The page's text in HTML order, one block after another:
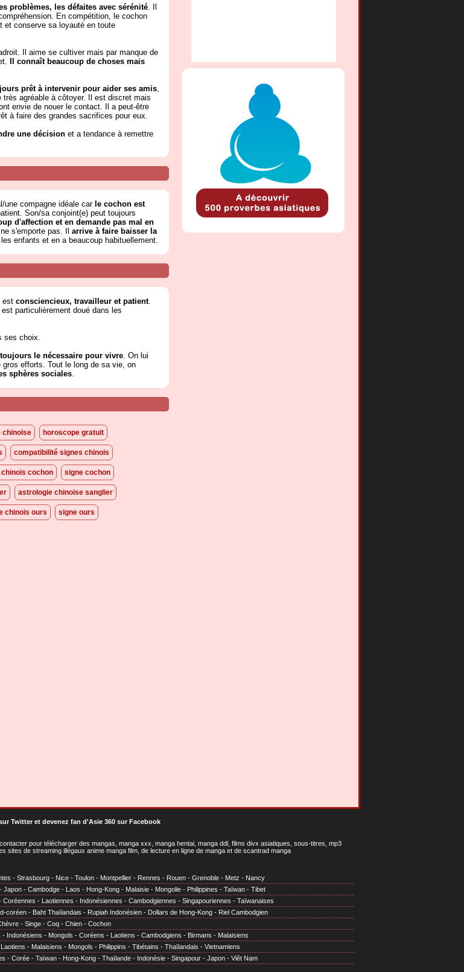
problèmes, les défaites avec sérénité. Il
En compétition, le cochon
et conserve sa loyauté en toute
Il aime se cultiver mais par manque de
Il connaît beaucoup de choses mais
prêt à intervenir pour aider ses amis,
agréable à côtoyer. Il est discret mais
envie de nouer le contact. Il a peut-être
à faire des grandes sacrifices pour eux.
une décision et a tendance à remettre
une compagne idéale car le cochon est
Son/sa conjoint(e) peut toujours
d'affection et en demande pas mal en
s'emporte pas. Il arrive à faire baisser la
enfants et en a beaucoup habituellement.
est consciencieux, travailleur et patient.
particulièrement doué dans les
ses choix.
le nécessaire pour vivre. On lui
efforts. Tout le long de sa vie, on
sphères sociales.
chinoise horoscope gratuit
compatibilité signes chinois
cochon signe cochon
astrologie chinoise sanglier
chinois ours signe ours
Twitteret devenez fan d'Asie 360 sur Facebook
contacter pour télécharger des mangas, manga xxx, manga hentai, manga ddl, films divx asiatiques, sous-titres, mp3
sites de streaming illégaux anime manga film, de lecture en ligne de manga et de scantrad manga
- Strasbourg - Nice - Toulon - Montpellier - Rennes - Rouen - Grenoble - Metz - Nancy
- Japon - Cambodge - Laos - Hong-Kong - Malaisie - Mongolie - Philippines - Taïwan - Tibet
Coréennes - Laotiennes - Indonésiennes - Cambodgiennes - Singapouriennes - Taïwanaises
coréen - Baht Thaïlandais - Rupiah Indonésien - Dollars de Hong-Kong - Riel Cambodgien
- Singe - Coq - Chien - Cochon
- Indonésiens - Mongols - Coréens - Laotiens - Cambodgiens - Birmans - Malaisiens
Laotiens - Malaisiens - Mongols - Philippins - Tibétains - Thaïlandais - Vietnamiens
- Corée - Taïwan - Hong-Kong - Thaïlande - Indonésie - Singapour - Japon - Viêt Nam